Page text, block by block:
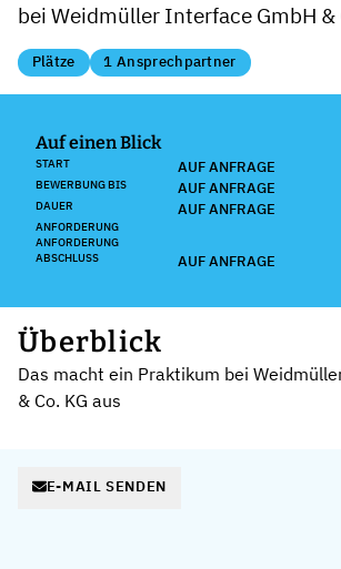
bei Weidmüller Interface GmbH &
Plätze 1 Ansprechpartner
Auf einen Blick
START AUF ANFRAGE
BEWERBUNG BIS AUF ANFRAGE
DAUER AUF ANFRAGE
ANFORDERUNG
ANFORDERUNG
ABSCHLUSS
AUF ANFRAGE
Überblick
Das macht ein Praktikum bei
& Co. KG aus
E-MAIL SENDEN